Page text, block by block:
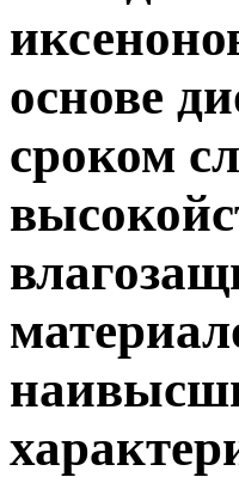
основе
сроком